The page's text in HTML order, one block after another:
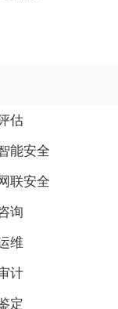
估
能安全
联安全
询
维
计
定